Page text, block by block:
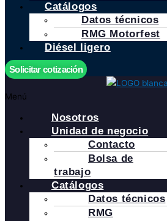
Catálogos
Datos técnicos
RMG Motorfest
Diésel ligero
Solicitar cotización
Menú
Nosotros
Unidad de negocio
Contacto
Bolsa de
trabajo
Catálogos
Datos técnicos
RMG